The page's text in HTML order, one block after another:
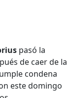
pasó la
de caer de la
condena
este domingo